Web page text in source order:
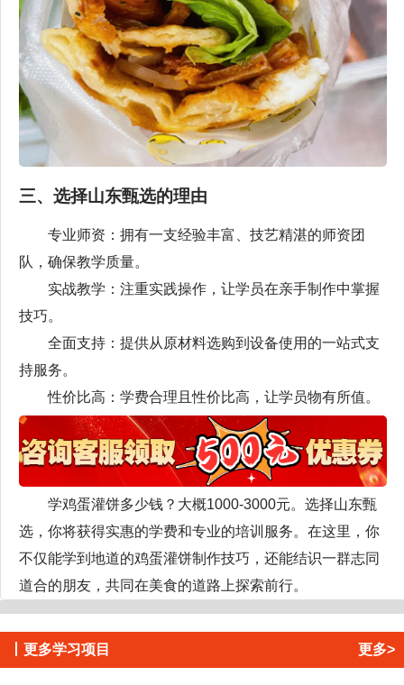
三、选择山东甄选的理由
专业师资：拥有一支经验丰富、技艺精湛的师资团
队，确保教学质量。
实战教学：注重实践操作，让学员在亲手制作中掌握
技巧。
全面支持：提供从原材料选购到设备使用的一站式支
持服务。
性价比高：学费合理且性价比高，让学员物有所值。
学鸡蛋灌饼多少钱？大概1000-3000元。选择山东甄
选，你将获得实惠的学费和专业的培训服务。在这里，你
不仅能学到地道的鸡蛋灌饼制作技巧，还能结识一群志同
道合的朋友，共同在美食的道路上探索前行。
更多学习项目 更多>